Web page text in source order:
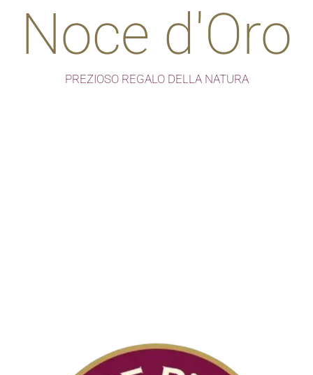
Noce d'Oro
PREZIOSO REGALO DELLA NATURA